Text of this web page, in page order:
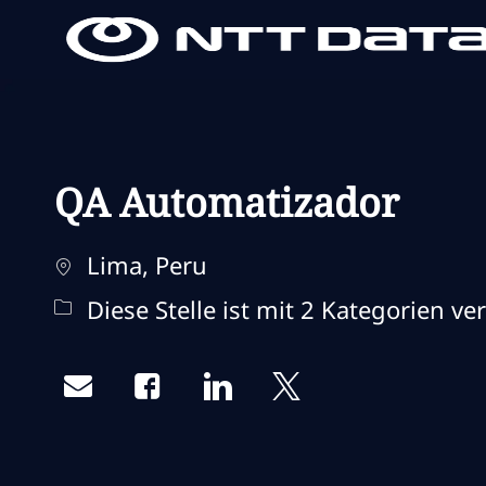
QA Automatizador
Standort
Lima, Peru
Diese Stelle ist mit 2 Kategorien
Share via emailShare via Facebook
Share via LinkedIn
Share via twitter